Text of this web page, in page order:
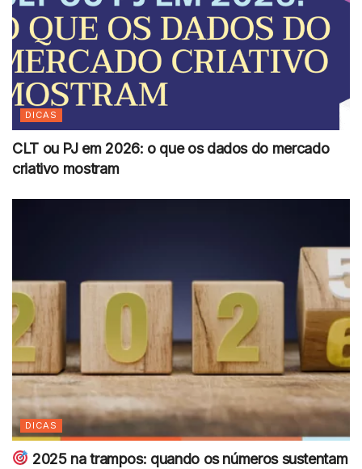
DICAS
CLT ou PJ em 2026: o que os dados do mercado
criativo mostram
DICAS
2025 na trampos: quando os números sustentam